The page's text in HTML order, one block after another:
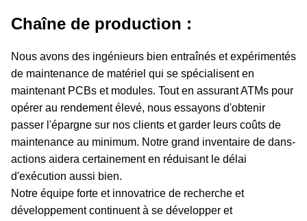
Chaîne de production :
Nous avons des ingénieurs bien entraînés et expérimentés
de maintenance de matériel qui se spécialisent en
maintenant PCBs et modules. Tout en assurant ATMs pour
opérer au rendement élevé, nous essayons d'obtenir
passer l'épargne sur nos clients et garder leurs coûts de
maintenance au minimum. Notre grand inventaire de dans-
actions aidera certainement en réduisant le délai
d'exécution aussi bien.
Notre équipe forte et innovatrice de recherche et
développement continuent à se développer et